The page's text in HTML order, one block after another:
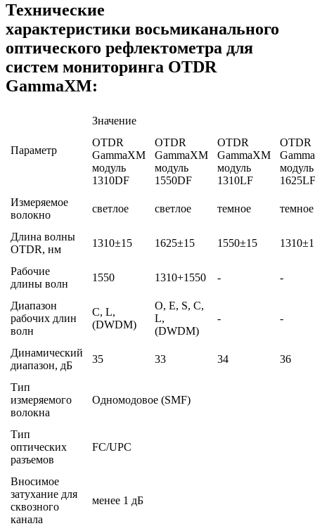
Технические
характеристики восьмиканального
оптического рефлектометра для
систем мониторинга OTDR
GammaXM:
Параметр
Значение
OTDR
GammaXM
модуль
1310DF
OTDR
GammaXM
модуль
1550DF
OTDR
GammaXM
модуль
1310LF
OTDR
модуль
1625LF
Измеряемое
волокно
светлое светлое темное темное
Длина волны
OTDR, нм
1310±15 1625±15 1550±15
Рабочие
длины волн
1550 1310+1550 - -
Диапазон
рабочих длин
волн
С, L,
(DWDM)
O, E, S, С,
L,
(DWDM)
- -
Динамический
диапазон, дБ
35 33 34 36
Тип
измеряемого
волокна
Одномодовое (SMF)
Тип
оптических
разъемов
FC/UPC
Вносимое
затухание для
сквозного
канала
менее 1 дБ